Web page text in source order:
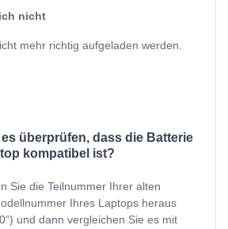
nicht
mehr richtig aufgeladen werden.
überprüfen, dass die Batterie
kompatibel ist?
Sie die Teilnummer Ihrer alten
Ihres Laptops heraus
und dann vergleichen Sie es mit